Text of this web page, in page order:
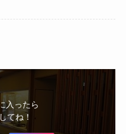
入ったら
てね！